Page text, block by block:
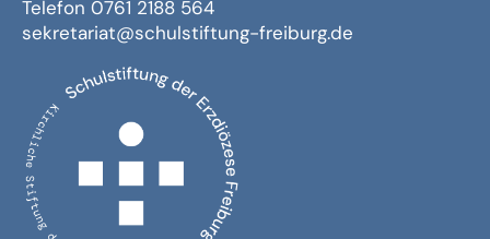
Telefon 0761 2188 564
sekretariat@schulstiftung-freiburg.de